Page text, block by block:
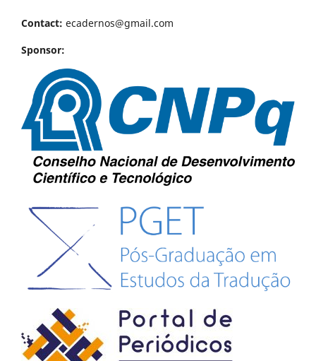
Contact: ecadernos@gmail.com
Sponsor: